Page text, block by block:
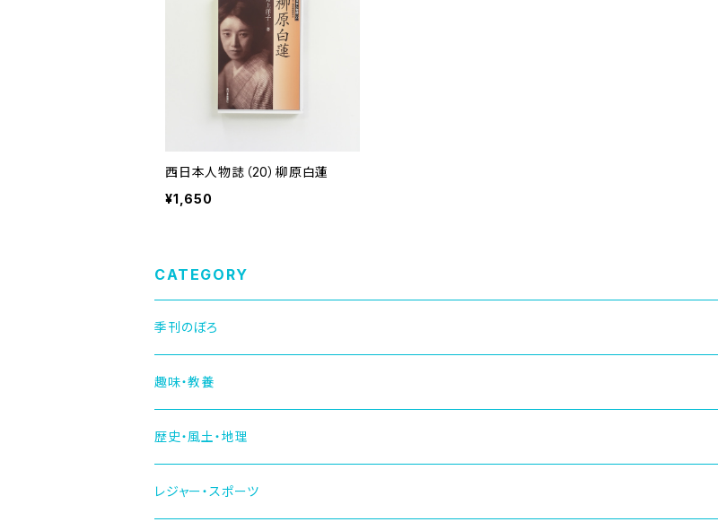
西日本人物誌（20）柳原白蓮
¥1,650
CATEGORY
季刊のぼろ
趣味・教養
歴史・風土・地理
レジャー・スポーツ